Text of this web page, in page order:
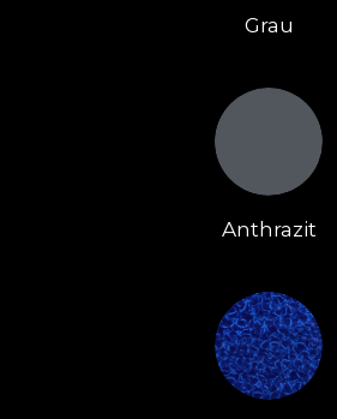
Grau
Anthrazit